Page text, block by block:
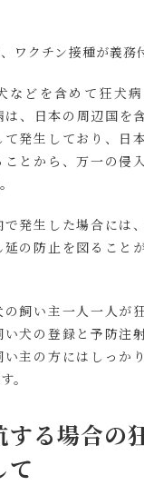
ワクチン接種が義務
などを含めて狂犬
、日本の周辺国を
発生しており、日
ことから、万一の侵
発生した場合には
の防止を図ること
の飼い主一人一人が
犬の登録と予防注
主の方にはしっか
。
る場合の
て